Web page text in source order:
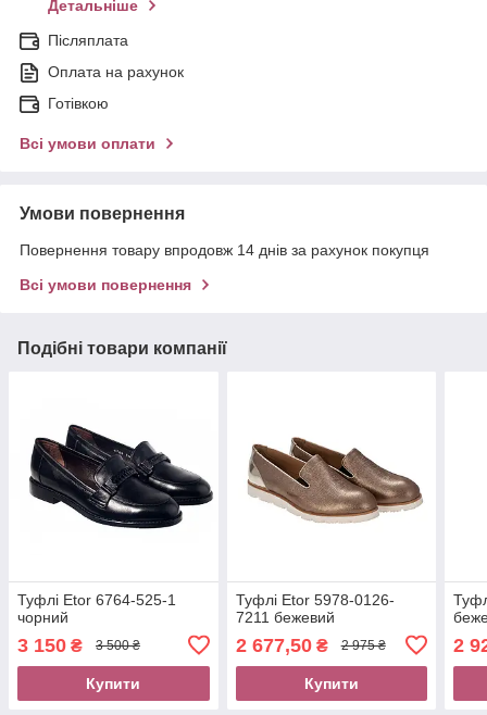
Детальніше
Післяплата
Оплата на рахунок
Готівкою
Всі умови оплати
Умови повернення
Повернення товару впродовж 14 днів за рахунок покупця
Всі умови повернення
Подібні товари компанії
Туфлі Etor 6764-525-1
чорний
3 150 ₴ 3 500 ₴
Купити
Туфлі Etor 5978-0126-
7211 бежевий
2 677,50₴ 2 975 ₴
Купити
2